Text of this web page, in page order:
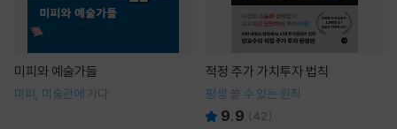
미피와 예술가들
미피, 미술관에 가다
적정 주가 가치투자 법칙
평생 쓸 수 있는 원칙
9.9 (42)